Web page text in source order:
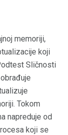
memoriji,
koji
Sličnosti
Tokom
napreduje od
koji se